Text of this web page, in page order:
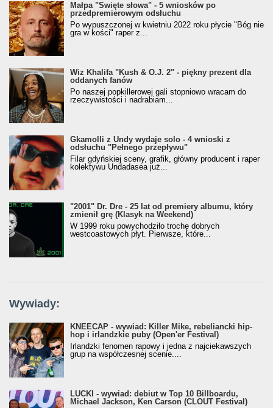
Małpa "Święte słowa" - 5 wniosków po
przedpremierowym odsłuchu
Po wypuszczonej w kwietniu 2022 roku płycie "Bóg nie
gra w kości" raper z...
Wiz Khalifa "Kush & O.J. 2" - piękny prezent dla
oddanych fanów
Po naszej popkillerowej gali stopniowo wracam do
rzeczywistości i nadrabiam...
Gkamolli z Undy wydaje solo - 4 wnioski z
odsłuchu "Pełnego przepływu"
Filar gdyńskiej sceny, grafik, główny producent i raper
kolektywu Undadasea już...
"2001" Dr. Dre - 25 lat od premiery albumu, który
zmienił grę (Klasyk na Weekend)
W 1999 roku powychodziło trochę dobrych
westcoastowych płyt. Pierwsze, które...
Wywiady:
KNEECAP - wywiad: Killer Mike, rebeliancki hip-
hop i irlandzkie puby (Open'er Festival)
Irlandzki fenomen rapowy i jedna z najciekawszych
grup na współczesnej scenie....
LUCKI - wywiad: debiut w Top 10 Billboardu,
Michael Jackson, Ken Carson (CLOUT Festival)